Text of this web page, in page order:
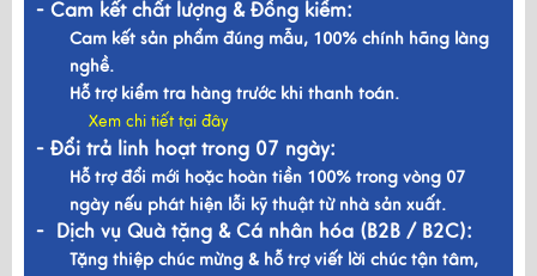
- Cam kết chất lượng & Đồng kiểm:
Cam kết sản phẩm đúng mẫu, 100% chính hãng làng
nghề.
Hỗ trợ kiểm tra hàng trước khi thanh toán.
Xem chi tiết tại đây
- Đổi trả linh hoạt trong 07 ngày:
Hỗ trợ đổi mới hoặc hoàn tiền 100% trong vòng 07
ngày nếu phát hiện lỗi kỹ thuật từ nhà sản xuất.
- Dịch vụ Quà tặng & Cá nhân hóa (B2B / B2C):
Tặng thiệp chúc mừng & hỗ trợ viết lời chúc tận tâm,